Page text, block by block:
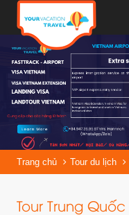
Trang chủ Tour du lịch
Tour Trung Quốc